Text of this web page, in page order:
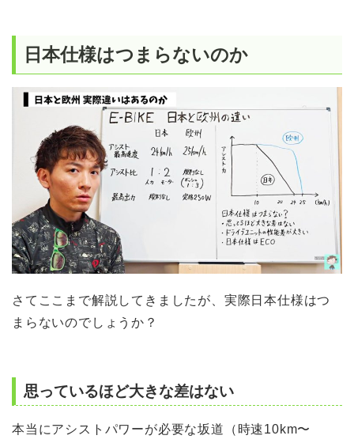
日本仕様はつまらないのか
さてここまで解説してきましたが、実際日本仕様はつ
まらないのでしょうか？
思っているほど大きな差はない
本当にアシストパワーが必要な坂道（時速10km〜